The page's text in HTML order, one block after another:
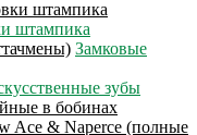
штампика
Замковые
зубы
в бобинах
Ace & Naperce (полные